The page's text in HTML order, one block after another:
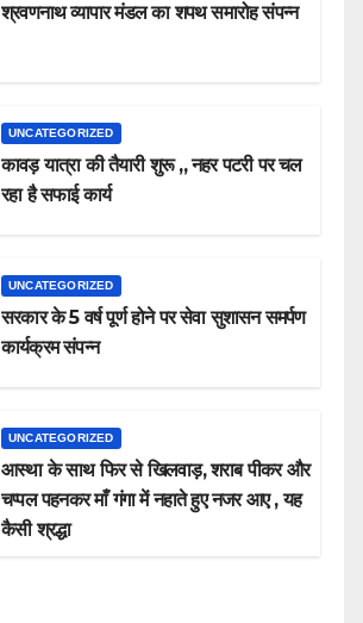
श्रवणनाथ व्यापार मंडल का शपथ समारोह संपन्न
UNCATEGORIZED
कावड़ यात्रा की तैयारी शुरू ,, नहर पटरी पर चल
रहा है सफाई कार्य
UNCATEGORIZED
सरकार के 5 वर्ष पूर्ण होने पर सेवा सुशासन समर्पण
कार्यक्रम संपन्न
UNCATEGORIZED
आस्था के साथ फिर से खिलवाड़, शराब पीकर और
चप्पल पहनकर माँ गंगा में नहाते हुए नजर आए , यह
कैसी श्रद्धा